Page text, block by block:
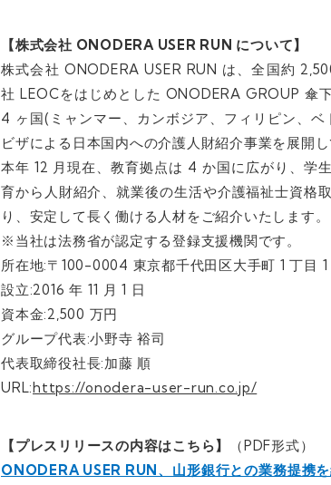
【株式会社 ONODERA USER RUN について】
株式会社 ONODERA USER RUN は、全国約
社 LEOCをはじめとした ONODERA GROUP 傘
4 ヶ国(ミャンマー、カンボジア、フィリピン、
ビザによる日本国内への介護人財紹介事業を展開し
本年 12 月現在、教育拠点は 4 か国に広がり、学
育から人財紹介、就業後の生活や介護福祉士資格
り、安定して長く働ける人材をご紹介いたします。
※当社は法務省が認定する登録支援機関です。
所在地:〒100-0004 東京都千代田区大手町 1 丁目
設立:2016 年 11 月 1 日
資本金:2,500 万円
グループ代表:小野寺 裕司
代表取締役社長:加藤 順
URL: https://onodera-user-run.co.jp/
【プレスリリースの内容はこちら】
（PDF形式）
ONODERA USER RUN、山形銀行との業務提携